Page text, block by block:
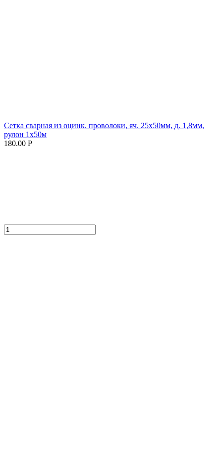
Сетка сварная из оцинк. проволоки, яч. 25х50мм, д. 1,8мм,
рулон 1х50м
180.00 Р